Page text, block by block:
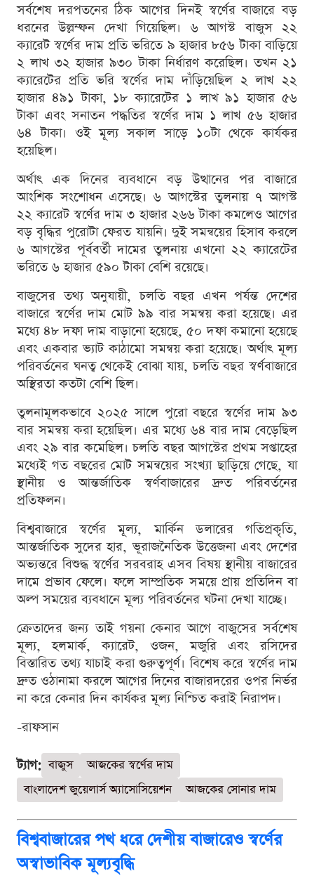
সর্বশেষ দরপতনের ঠিক আগের দিনই স্বর্ণের বাজারে বড়
ধরনের উল্লম্ফন দেখা গিয়েছিল। ৬ আগস্ট বাজুস ২২
ক্যারেট স্বর্ণের দাম প্রতি ভরিতে ৯ হাজার ৮৫৬ টাকা বাড়িয়ে
২ লাখ ৩২ হাজার ৯৩০ টাকা নির্ধারণ করেছিল। তখন ২১
ক্যারেটের প্রতি ভরি স্বর্ণের দাম দাঁড়িয়েছিল ২ লাখ ২২
হাজার ৪৯১ টাকা, ১৮ ক্যারেটের ১ লাখ ৯১ হাজার ৫৬
টাকা এবং সনাতন পদ্ধতির স্বর্ণের দাম ১ লাখ ৫৬ হাজার
৬৪ টাকা। ওই মূল্য সকাল সাড়ে ১০টা থেকে কার্যকর
হয়েছিল।
অর্থাৎ এক দিনের ব্যবধানে বড় উত্থানের পর বাজারে
আংশিক সংশোধন এসেছে। ৬ আগস্টের তুলনায় ৭ আগস্ট
২২ ক্যারেট স্বর্ণের দাম ৩ হাজার ২৬৬ টাকা কমলেও আগের
বড় বৃদ্ধির পুরোটা ফেরত যায়নি। দুই সমন্বয়ের হিসাব করলে
৬ আগস্টের পূর্ববর্তী দামের তুলনায় এখনো ২২ ক্যারেটের
ভরিতে ৬ হাজার ৫৯০ টাকা বেশি রয়েছে।
বাজুসের তথ্য অনুযায়ী, চলতি বছর এখন পর্যন্ত দেশের
বাজারে স্বর্ণের দাম মোট ৯৯ বার সমন্বয় করা হয়েছে। এর
মধ্যে ৪৮ দফা দাম বাড়ানো হয়েছে, ৫০ দফা কমানো হয়েছে
এবং একবার ভ্যাট কাঠামো সমন্বয় করা হয়েছে। অর্থাৎ মূল্য
পরিবর্তনের ঘনত্ব থেকেই বোঝা যায়, চলতি বছর স্বর্ণবাজারে
অস্থিরতা কতটা বেশি ছিল।
তুলনামূলকভাবে ২০২৫ সালে পুরো বছরে স্বর্ণের দাম ৯৩
বার সমন্বয় করা হয়েছিল। এর মধ্যে ৬৪ বার দাম বেড়েছিল
এবং ২৯ বার কমেছিল। চলতি বছর আগস্টের প্রথম সপ্তাহের
মধ্যেই গত বছরের মোট সমন্বয়ের সংখ্যা ছাড়িয়ে গেছে, যা
স্থানীয় ও আন্তর্জাতিক স্বর্ণবাজারের দ্রুত পরিবর্তনের
প্রতিফলন।
বিশ্ববাজারে স্বর্ণের মূল্য, মার্কিন ডলারের গতিপ্রকৃতি,
আন্তর্জাতিক সুদের হার, ভূরাজনৈতিক উত্তেজনা এবং দেশের
অভ্যন্তরে বিশুদ্ধ স্বর্ণের সরবরাহ এসব বিষয় স্থানীয় বাজারের
দামে প্রভাব ফেলে। ফলে সাম্প্রতিক সময়ে প্রায় প্রতিদিন বা
অল্প সময়ের ব্যবধানে মূল্য পরিবর্তনের ঘটনা দেখা যাচ্ছে।
ক্রেতাদের জন্য তাই গয়না কেনার আগে বাজুসের সর্বশেষ
মূল্য, হলমার্ক, ক্যারেট, ওজন, মজুরি এবং রসিদের
বিস্তারিত তথ্য যাচাই করা গুরুত্বপূর্ণ। বিশেষ করে স্বর্ণের দাম
দ্রুত ওঠানামা করলে আগের দিনের বাজারদরের ওপর নির্ভর
না করে কেনার দিন কার্যকর মূল্য নিশ্চিত করাই নিরাপদ।
-রাফসান
ট্যাগ: বাজুস
আজকের স্বর্ণের দাম
বাংলাদেশ জুয়েলার্স অ্যাসোসিয়েশন
আজকের সোনার দাম
বিশ্ববাজারের পথ ধরে দেশীয় বাজারেও স্বর্ণের
অস্বাভাবিক মূল্যবৃদ্ধি